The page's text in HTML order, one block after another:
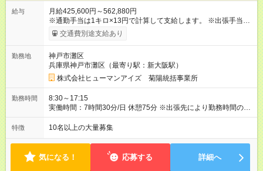
給与
月給425,600円～562,880円
※通勤手当は1キロ×13円で計算して支給します。 ※出張手当
海外・為替により変動(10，000円～15，000円)、国内(4，000
円) ※出張にかかる費用(パスポート取得更新費、3つ星ホテル宿
期間あり 試用期間の長さ：3ヶ月 雇用形態、給与は本採用時と
同じです。
交通費別途支給あり
勤務地
神戸市灘区
兵庫県神戸市灘区（最寄り駅：新大阪駅）
株式会社ヒューマンアイズ 菊陽統括事業所
勤務時間
8:30～17:15
実働時間：7時間30分/日 休憩75分 ※出張先により勤務時間の変
更があります 時間外労働：月あたり25時間程度あり
特徴 10名以上の大量募集
気になる！ 応募する 詳細へ